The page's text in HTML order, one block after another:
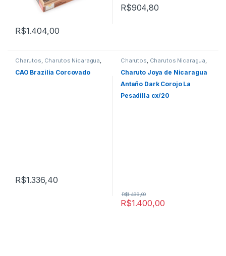
R$1.404,00
R$904,80
Charutos Charutos Nicaragua
Charutos Off Cuba Primeira
Página
CAO Brazilia Corcovado
R$1.336,40
Charutos Charutos Nicaragua
Charutos Off Cuba
Produtos
Charuto Joya de Nicaragua
Antaño Dark Corojo La
Pesadilla cx/20
R$1.400,00
R$1.499,00